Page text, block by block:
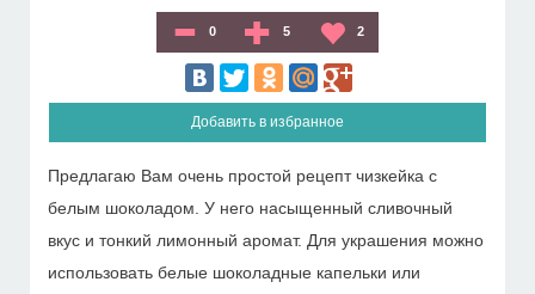
0 5 2
Добавить в избранное
Предлагаю Вам очень простой рецепт чизкейка с
белым шоколадом. У него насыщенный сливочный
вкус и тонкий лимонный аромат. Для украшения можно
использовать белые шоколадные капельки или